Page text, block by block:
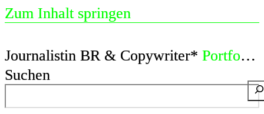
Zum Inhalt springen
Journalistin BR & Copywriter* Portfolio
Suchen